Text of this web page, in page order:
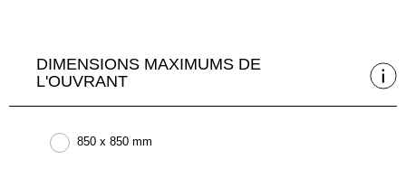
DIMENSIONS MAXIMUMS DE
L'OUVRANT
850 x 850 mm